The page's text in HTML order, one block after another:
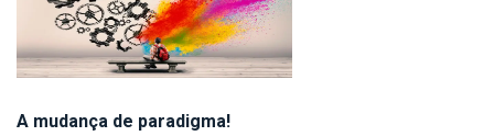
A mudança de paradigma!